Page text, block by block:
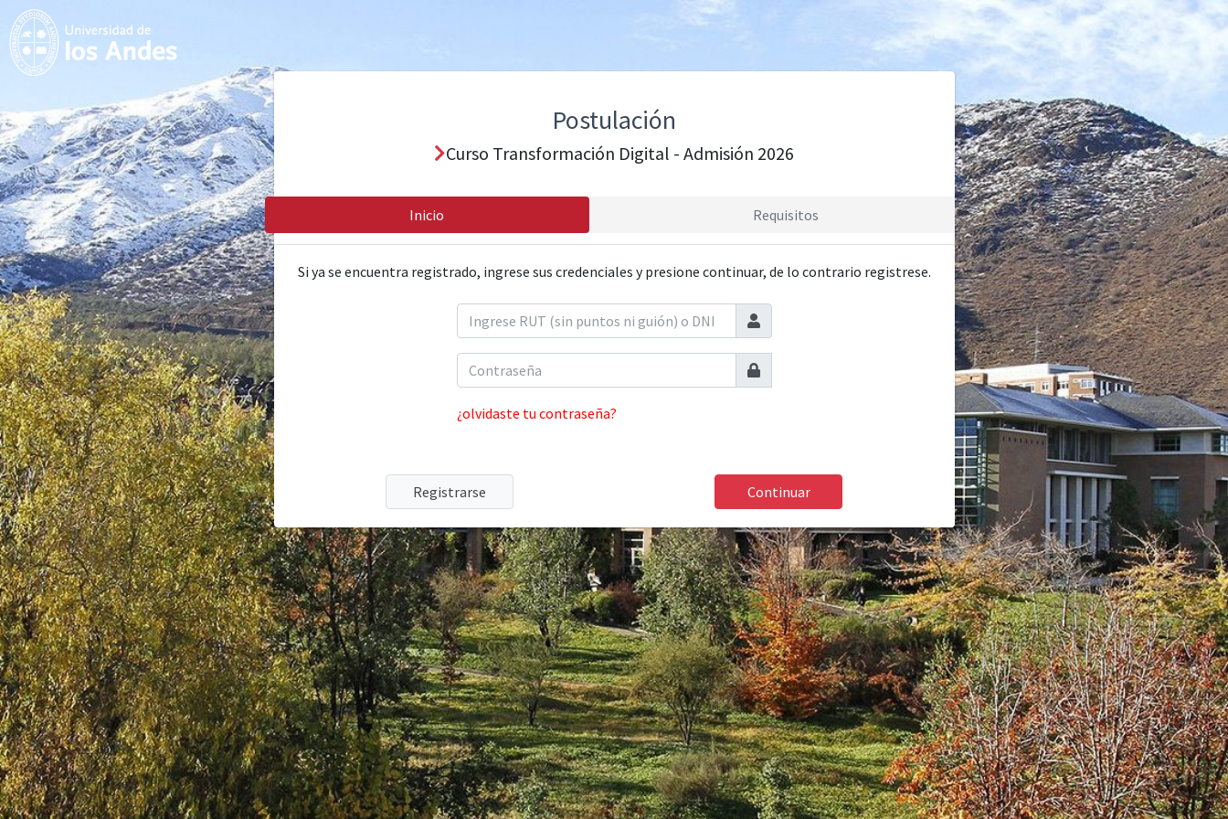
Postulación
Curso Transformación Digital - Admisión 2026
Inicio Requisitos
Si ya se encuentra registrado, ingrese sus credenciales y presione continuar, de lo contrario registrese.
¿olvidaste tu contraseña?
Registrarse Continuar